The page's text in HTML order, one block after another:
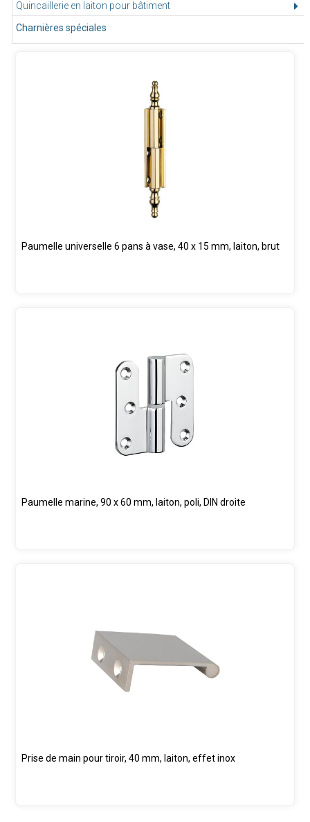
Quincaillerie en laiton pour bâtiment
Charnières spéciales
Paumelle universelle 6 pans à vase, 40 x 15 mm, laiton, brut
Paumelle marine, 90 x 60 mm, laiton, poli, DIN droite
Prise de main pour tiroir, 40 mm, laiton, effet inox